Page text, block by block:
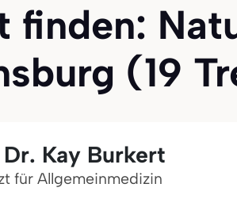
finden:
(19
Kay Burkert
für Allgemeinmedizin